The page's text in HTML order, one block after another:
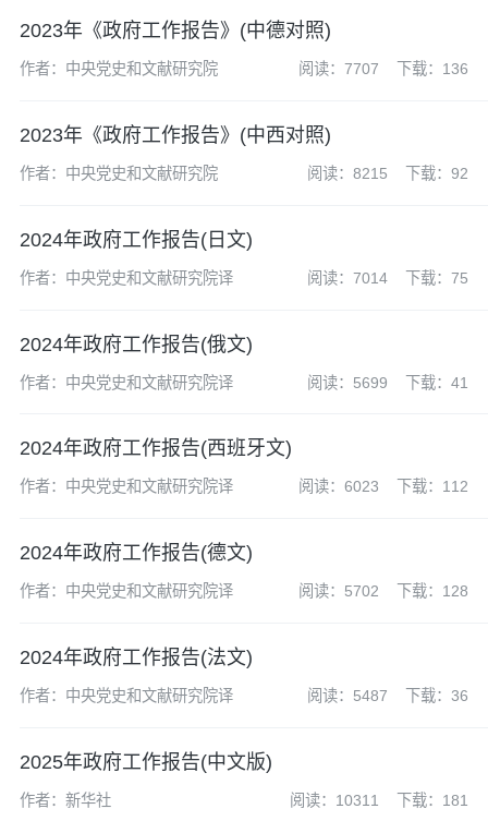
2023年《政府工作报告》(中德对照)
作者：中央党史和文献研究院 阅读：7707 下载：136
2023年《政府工作报告》(中西对照)
作者：中央党史和文献研究院 阅读：8215 下载：92
2024年政府工作报告(日文)
作者：中央党史和文献研究院译 阅读：7014 下载：75
2024年政府工作报告(俄文)
作者：中央党史和文献研究院译 阅读：5699 下载：41
2024年政府工作报告(西班牙文)
作者：中央党史和文献研究院译 阅读：6023 下载：112
2024年政府工作报告(德文)
作者：中央党史和文献研究院译 阅读：5702 下载：128
2024年政府工作报告(法文)
作者：中央党史和文献研究院译 阅读：5487 下载：36
2025年政府工作报告(中文版)
作者：新华社 阅读：10311 下载：181